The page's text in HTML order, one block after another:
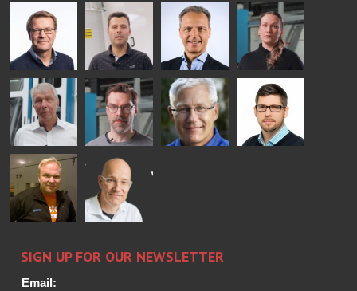
Mikko
Rantala
Antti
Lehtokannas
Matthias
Fenske
Bertrand
Cazes
Simo
Salminen
GLASTON
FINLAND OY
Flavio
Martinho
Peter
Nischwitz
GLASTON
Alessa
Koskinen
Ralf
Wolter
Sakari
Palokangas
TREATMENT
- GLASTON
Timm